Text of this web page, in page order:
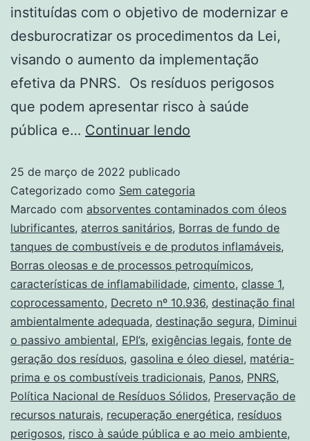
instituídas com o objetivo de modernizar e
desburocratizar os procedimentos da Lei,
visando o aumento da implementação
efetiva da PNRS. Os resíduos perigosos
que podem apresentar risco à saúde
pública e… Continuar lendo
25 de março de 2022 publicado
Categorizado como Sem categoria
Marcado com absorventes contaminados com óleos
lubrificantes, aterros sanitários, Borras de fundo de
tanques de combustíveis e de produtos inflamáveis,
Borras oleosas e de processos petroquímicos,
características de inflamabilidade, cimento, classe 1,
coprocessamento, Decreto nº 10.936, destinação final
ambientalmente adequada, destinação segura, Diminui
o passivo ambiental, EPI’s, exigências legais, fonte de
geração dos resíduos, gasolina e óleo diesel, matéria-
prima e os combustíveis tradicionais, Panos, PNRS,
Política Nacional de Resíduos Sólidos, Preservação de
recursos naturais, recuperação energética, resíduos
perigosos, risco à saúde pública e ao meio ambiente,